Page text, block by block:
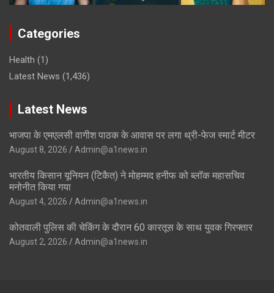
Categories
Health (1)
Latest News (1,436)
Latest News
भाजपा के एमएलसी वागीश पाठक के आवास पर लगा थ्री-फेज स्मार्ट मीटर
August 8, 2026 Admin@a1news.in
भारतीय किसान यूनियन (टिकैत) ने मोहम्मद हनीफ को ब्लॉक महासचिव
मनोनीत किया गया
August 4, 2026 Admin@a1news.in
कोतवाली पुलिस की चेकिंग के दौरान 60 कारतूस के साथ युवक गिरफ्तार
August 2, 2026 Admin@a1news.in